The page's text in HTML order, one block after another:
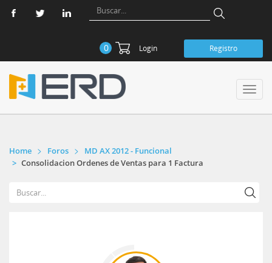
0 Login Registro
Home Foros
MD AX 2012 - Funcional
Consolidacion Ordenes de Ventas para 1 Factura